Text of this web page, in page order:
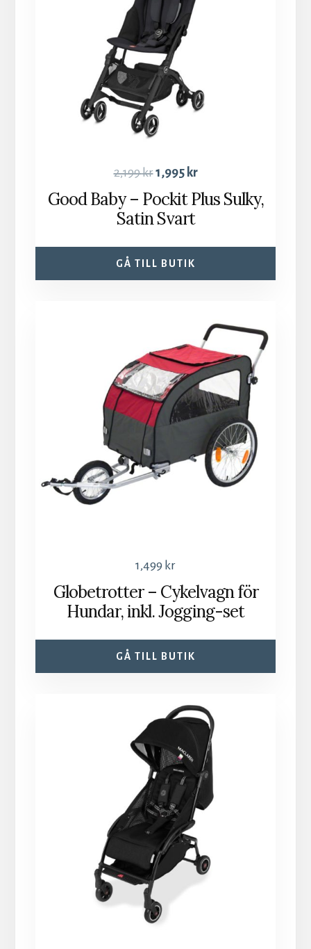
2,199kr1,995 kr
Good Baby – Pockit Plus Sulky,
Satin Svart
GÅ TILL BUTIK
1,499 kr
Globetrotter – Cykelvagn för
Hundar, inkl. Jogging-set
GÅ TILL BUTIK